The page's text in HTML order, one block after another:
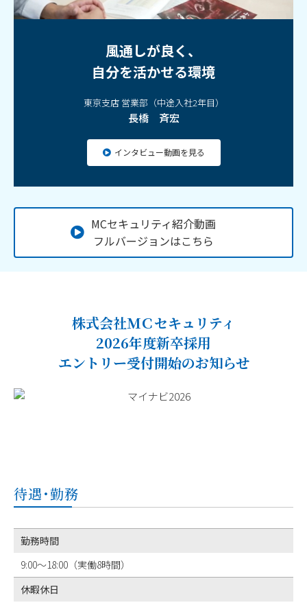
風通しが良く、
自分を活かせる環境
東京支店 営業部（中途入社2年目）
長橋 斉宏
インタビュー動画を見る
MCセキュリティ紹介動画
フルバージョンはこちら
株式会社ＭＣセキュリティ
2026年度新卒採用
エントリー受付開始のお知らせ
待遇･勤務
勤務時間
9:00～18:00（実働8時間）
休暇休日